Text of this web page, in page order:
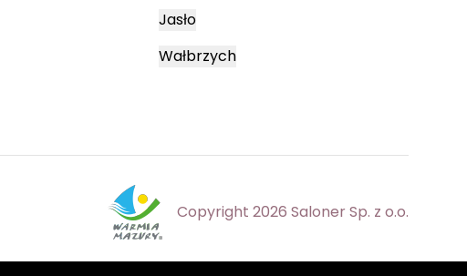
Jasło
Wałbrzych
Copyright 2026 Saloner Sp. z o.o.